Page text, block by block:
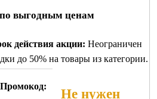
выгодным ценам
действия акции: Неограничен
до 50% на товары из категории.
Промокод:
Не нужен